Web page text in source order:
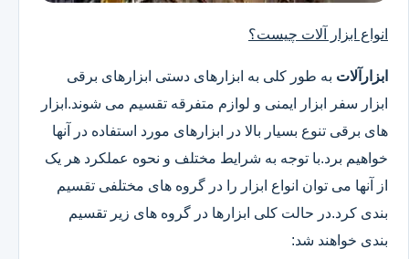
انواع ابزار آلات چیست؟
ابزارآلات به طور کلی به ابزارهای دستی ابزارهای برقی
ابزار سفر ابزار ایمنی و لوازم متفرقه تقسیم می شوند.ابزار
های برقی تنوع بسیار بالا در ابزارهای مورد استفاده در آنها
خواهیم برد.با توجه به شرایط مختلف و نحوه عملکرد هر یک
از آنها می توان انواع ابزار را در گروه های مختلفی تقسیم
بندی کرد.در حالت کلی ابزارها در گروه های زیر تقسیم
بندی خواهند شد: